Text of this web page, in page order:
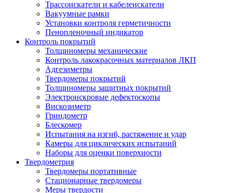
Трассоискатели и кабелеискатели
Вакуумные рамки
Установки контроля герметичности
Пенопленочный индикатор
Контроль покрытий
Толщиномеры механические
Контроль лакокрасочных материалов ЛКП
Адгезиметры
Твердомеры покрытий
Толщиномеры защитных покрытий
Электроискровые дефектоскопы
Вискозиметр
Гриндометр
Блескомер
Испытания на изгиб, растяжение и удар
Камеры для циклических испытаний
Наборы для оценки поверхности
Твердометрия
Твердомеры портативные
Стационарные твердомеры
Меры твердости